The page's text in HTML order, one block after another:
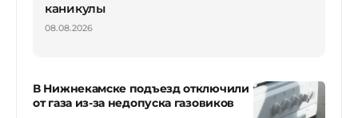
каникулы
08.08.2026
В Нижнекамске подъезд отключили
от газа из-за недопуска газовиков